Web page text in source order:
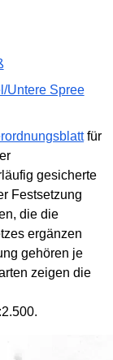
Untere Spree
für
gesicherte
Festsetzung
die die
ergänzen
gehören je
zeigen die